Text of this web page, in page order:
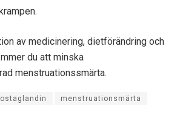
av medicinering, dietförändring och
du att minska
menstruationssmärta.
menstruationsmärta